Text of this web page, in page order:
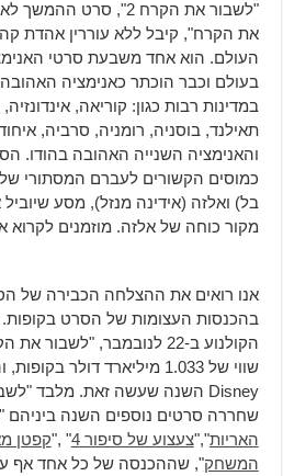
"לשבור את הקרח 2", סרט
את הקרח", קיבל ללא עוררין אהדת
העולם. הוא אחד משבעת סרטי
בעולם וכבר הוכתר כאנימציה
במדינות רבות כגון: קוריאה,
תאילנד, בוסניה, רומניה, סרביה,
והאנימציה השנייה האהובה בהודו.
כמוסים הקשורים לעברם המסתורי
בל) ואלזה (אידינה מנזל), מסע
מקור כוחה של אלזה. מוזמנים לקרוא
אנו רואים את ההצלחה הכבירה של
בהכנסות העצומות של הסרט
שווי של 1.033 מיליארד דולר
בקופות,
שחררה סרטים נוספים השנה ביניהם "
האריות","צעצוע של סיפור 4 " ,"קפטן
המשחק", שההכנסה של כל אחד אף